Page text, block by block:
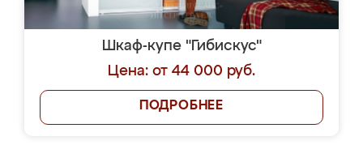
Шкаф-купе "Гибискус"
Цена: от 44 000 руб.
ПОДРОБНЕЕ